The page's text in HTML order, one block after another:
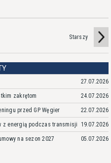
Starszy
27.07.2026
zakrętom 24.07.2026
przed GP Węgier 22.07.2026
z energią podczas transmisji 19.07.2026
na sezon 2027 05.07.2026